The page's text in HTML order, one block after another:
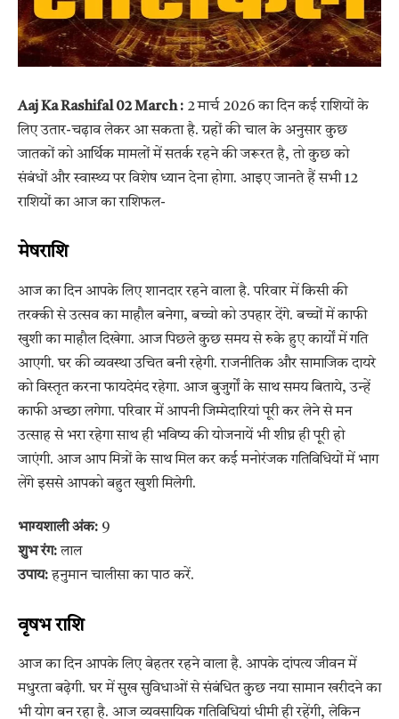
Aaj Ka Rashifal 02 March : 2 मार्च 2026 का दिन कई राशियों के
लिए उतार-चढ़ाव लेकर आ सकता है. ग्रहों की चाल के अनुसार कुछ
जातकों को आर्थिक मामलों में सतर्क रहने की जरूरत है, तो कुछ को
संबंधों और स्वास्थ्य पर विशेष ध्यान देना होगा. आइए जानते हैं सभी 12
राशियों का आज का राशिफल-
मेषराशि
आज का दिन आपके लिए शानदार रहने वाला है. परिवार में किसी की
तरक्की से उत्सव का माहौल बनेगा, बच्चो को उपहार देंगे. बच्चों में काफी
खुशी का माहौल दिखेगा. आज पिछले कुछ समय से रुके हुए कार्यों में गति
आएगी. घर की व्यवस्था उचित बनी रहेगी. राजनीतिक और सामाजिक दायरे
को विस्तृत करना फायदेमंद रहेगा. आज बुजुर्गों के साथ समय बिताये, उन्हें
काफी अच्छा लगेगा. परिवार में आपनी जिम्मेदारियां पूरी कर लेने से मन
उत्साह से भरा रहेगा साथ ही भविष्य की योजनायें भी शीघ्र ही पूरी हो
जाएंगी. आज आप मित्रों के साथ मिल कर कई मनोरंजक गतिविधियों में भाग
लेंगे इससे आपको बहुत खुशी मिलेगी.
भाग्यशाली अंक: 9
शुभ रंग:लाल
उपाय:हनुमान चालीसा का पाठ करें.
वृषभ राशि
आज का दिन आपके लिए बेहतर रहने वाला है. आपके दांपत्य जीवन में
मधुरता बढ़ेगी. घर में सुख सुविधाओं से संबंधित कुछ नया सामान खरीदने का
भी योग बन रहा है. आज व्यवसायिक गतिविधियां धीमी ही रहेंगी, लेकिन